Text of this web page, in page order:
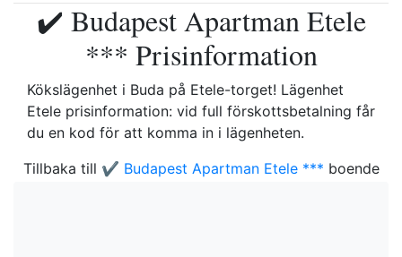
✔️ Budapest Apartman Etele
*** Prisinformation
Kökslägenhet i Buda på Etele-torget! Lägenhet
Etele prisinformation: vid full förskottsbetalning får
du en kod för att komma in i lägenheten.
Tillbaka till ✔️ Budapest Apartman Etele *** boende